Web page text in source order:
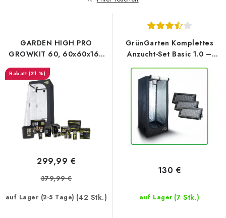
o
d
u
t
i
e
GARDEN HIGH PRO
GROWKIT 60, 60x60x160
(21 %)
auf Lager (2-5 Tage) (42 Stk.)
299,99 €
379,99 €
GrünGarten Komplettes
Anzucht-Set Basic 1.0 –
Pure Tent LITE 60x60x140 +
(3pack) Modulares
Reflektor
auf Lager (7 Stk.)
130 €